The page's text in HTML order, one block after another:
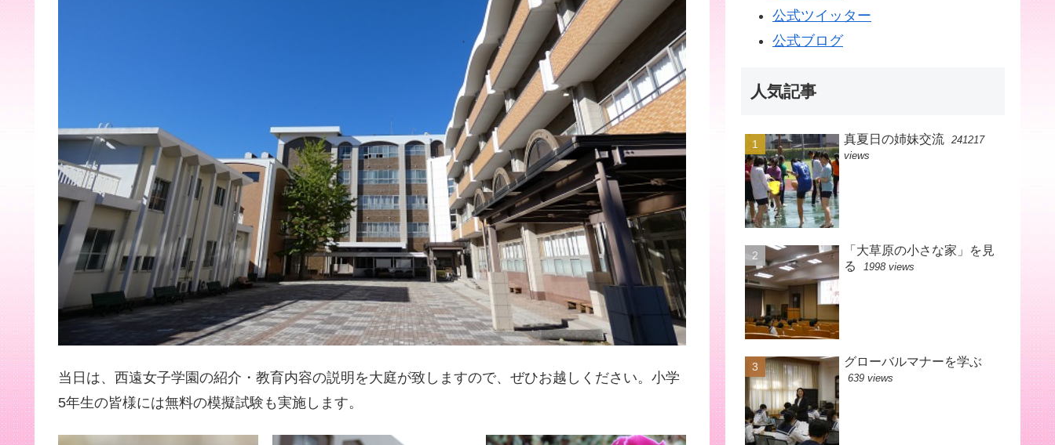
当日は、西遠女子学園の紹介・教育内容の説明を大庭が致しますので、ぜひお越しください。小学
5年生の皆様には無料の模擬試験も実施します。
公式ツイッター
公式ブログ
人気記事
真夏日の姉妹交流 241217
views
「大草原の小さな家」を見
る
1998 views
グローバルマナーを学ぶ
639 views